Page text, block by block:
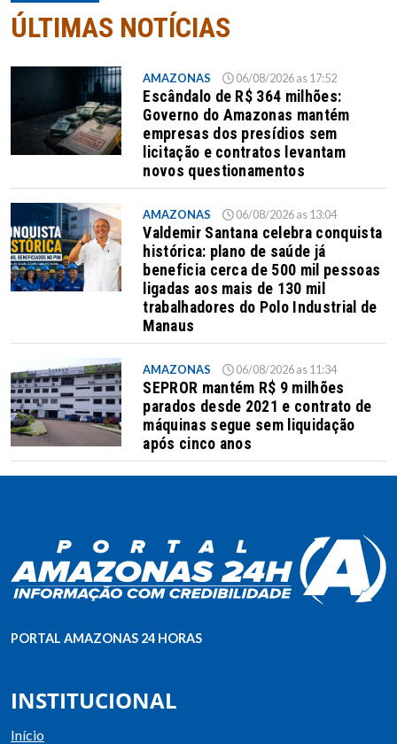
ÚLTIMAS NOTÍCIAS
AMAZONAS 06/08/2026 as 17:52
Escândalo de R$ 364 milhões:
Governo do Amazonas mantém
empresas dos presídios sem
licitação e contratos levantam
novos questionamentos
AMAZONAS 06/08/2026 as 13:04
Valdemir Santana celebra conquista
histórica: plano de saúde já
beneficia cerca de 500 mil pessoas
ligadas aos mais de 130 mil
trabalhadores do Polo Industrial de
Manaus
AMAZONAS 06/08/2026 as 11:34
SEPROR mantém R$ 9 milhões
parados desde 2021 e contrato de
máquinas segue sem liquidação
após cinco anos
PORTAL AMAZONAS 24 HORAS
INSTITUCIONAL
Início